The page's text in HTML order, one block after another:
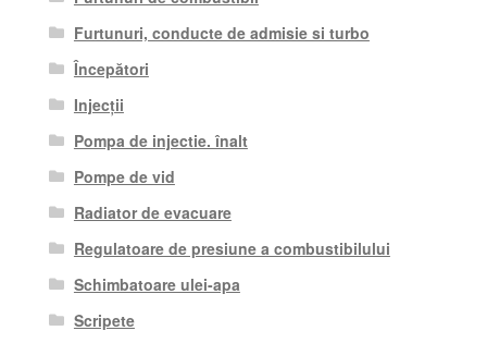
Furtunuri, conducte de admisie si turbo
Începători
Injecții
Pompa de injectie. înalt
Pompe de vid
Radiator de evacuare
Regulatoare de presiune a combustibilului
Schimbatoare ulei-apa
Scripete